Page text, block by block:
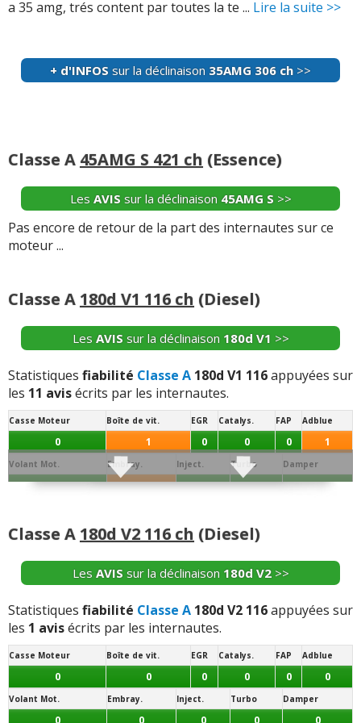
problème - 5000€ la répartition (re ...Lire la suite >>
-VEHICULE DE FEVRIER 2021 , ACHETE EN MAI 2022 A
ENVIRON 18000KM, IMPORTE D'ALLEMAGNE (VEHICULE
DE DEMONSTRATION EN CONCESSION), FIN MAI 2024 A
41000KM ... Lire la suite >>
(pris en charge par Mercedes France à 75%) ...
Pompe à huile HS + faisceau électrique - 2000 € de
-Pompe à huile HS + faisceau électrique - 2000 € de
réparation(+)
+ d'INFOSsur la déclinaison250 224 ch>>
a 35 amg, trés content par toutes la te ... Lire la suite >>
+ d'INFOS sur la déclinaison 35AMG 306 ch >>
Classe A 45AMG S 421 ch (Essence)
Les AVIS sur la déclinaison 45AMG S >>
Pas encore de retour de la part des internautes sur ce
moteur ...
Classe A 180d V1 116 ch (Diesel)
Les AVIS sur la déclinaison 180d V1 >>
Statistiques fiabilité Classe A 180d V1 116appuyées sur
les 11 avisécrits par les internautes.
Casse Moteur Boîte de vit. EGR Catalys. FAP Adblue
0 1 0 0 0 1
Volant Mot. Embray. Inject. Turbo Damper
0 1 0 0 0
0 0 1 0 1
Démar. Echang. / refroid. Ppe à Eau Ppe à huile Sonde / capteur Débitm.
0 1 0 0 2 0
Segment. AAC Dephaseur Soupapes Bielle Collecteur
0 0 0 0
Vos témoignages :
-écrans qui ne fonctionnent plus à 12 000 km (du à la
canicule d'après Mercedes) - airbag en panne à 15 000
Classe A 180d V2 116 ch (Diesel)
Les AVIS sur la déclinaison 180d V2>>
Statistiques fiabilité Classe A 180d V2 116appuyées sur
les 1 avisécrits par les internautes.
Casse Moteur Boîte de vit. EGR Catalys. FAP Adblue
0 0 0 0 0 0
Volant Mot. Embray. Inject. Turbo Damper